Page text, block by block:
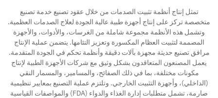
أخبار وأحداث
معلومات عنا
اتصل
تمثل إنتاج أنظمة تثبيت الصدمات من خلال عقود تصنيع خدمة تصنيع
متخصصة تركز على إنتاج أجهزة طبية عالية الجودة لعلاج الصدمات العظمية.
وتشمل هذه الأنظمة مجموعة شاملة من الغرسات، والأدوات، والأجهزة
المصممة لتثبيت العظام المكسورة وتعزيز التئامها. يتضمن عملية الإنتاج
مرافق تصنيع حديثة مجهزة بآلات دقيقة وأنظمة تحكم في الجودة المتقدمة.
يعمل المصنعون المتعاقدون بشكل وثيق مع شركات الأجهزة الطبية لإنتاج
مكونات مختلفة، بما في ذلك الصفائح، والمسامير، والمسمار النقي
(الداخلي)، وأجهزة التثبيت الخارجي. وتلتزم عملية التصنيع بمعايير تنظيمية
صارمة، تشمل متطلبات إدارة الغذاء والدواء (FDA) والمواصفات القياسية